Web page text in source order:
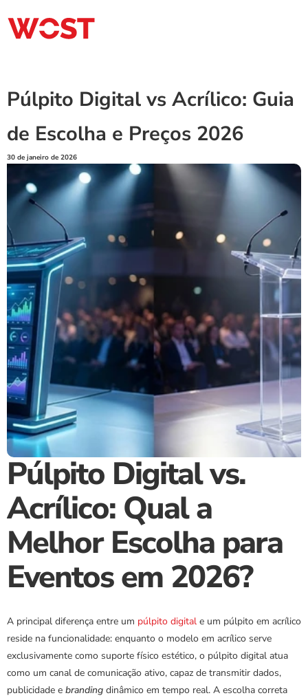
Púlpito Digital vs Acrílico: Guia
de Escolha e Preços 2026
30 de janeiro de 2026
Púlpito Digital vs.
Acrílico: Qual a
Melhor Escolha para
Eventos em 2026?
A principal diferença entre um púlpito digital e um púlpito em acrílico
reside na funcionalidade: enquanto o modelo em acrílico serve
exclusivamente como suporte físico estético, o púlpito digital atua
como um canal de comunicação ativo, capaz de transmitir dados,
publicidade e branding dinâmico em tempo real. A escolha correta